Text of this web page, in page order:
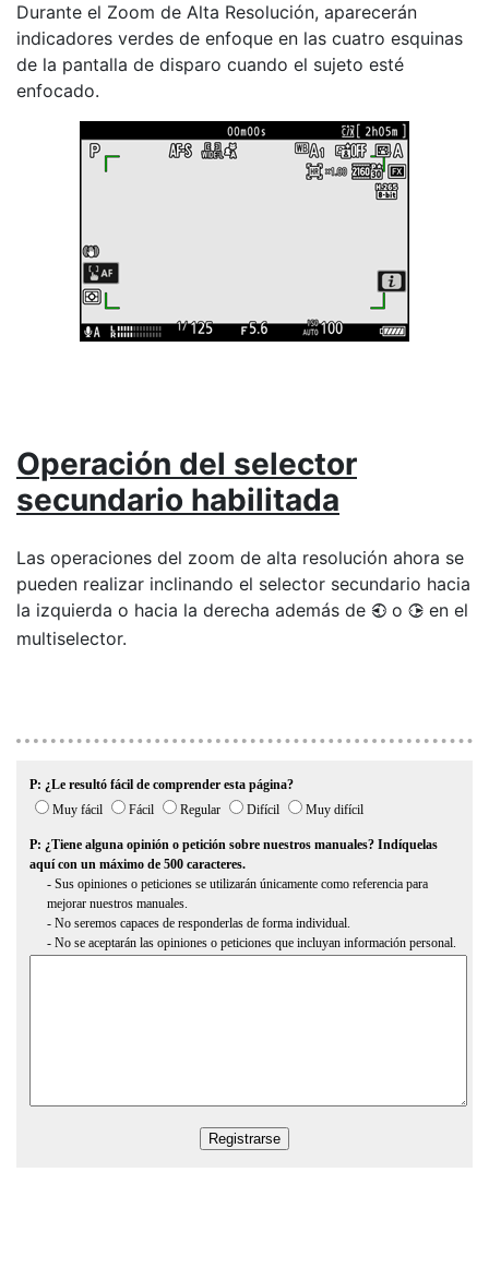
Durante el Zoom de Alta Resolución, aparecerán
indicadores verdes de enfoque en las cuatro esquinas
de la pantalla de disparo cuando el sujeto esté
enfocado.
Operación del selector
secundario habilitada
Las operaciones del zoom de alta resolución ahora se
pueden realizar inclinando el selector secundario hacia
la izquierda o hacia la derecha además de 4 o 2 en el
multiselector.